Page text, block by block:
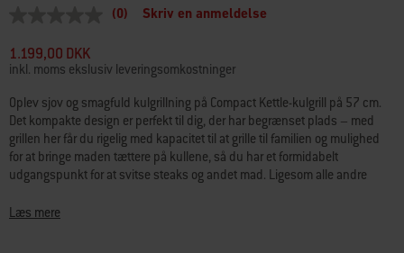
værdi
Samme
sidelink.
(0) Skriv en anmeldelse
1.199,00 DKK
inkl. moms ekslusiv leveringsomkostninger
Oplev sjov og smagfuld kulgrillning på Compact Kettle-kulgrill på 57 cm.
Det kompakte design er perfekt til dig, der har begrænset plads – med
grillen her får du rigelig med kapacitet til at grille til familien og mulighed
for at bringe maden tættere på kullene, så du har et formidabelt
udgangspunkt for at svitse steaks og andet mad. Ligesom alle andre
Med porcelænsemaljeret bund og låg holder grillen på varmen og modstår
Læs mere